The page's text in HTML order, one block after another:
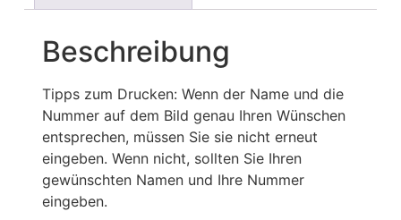
Beschreibung
Tipps zum Drucken: Wenn der Name und die
Nummer auf dem Bild genau Ihren Wünschen
entsprechen, müssen Sie sie nicht erneut
eingeben. Wenn nicht, sollten Sie Ihren
gewünschten Namen und Ihre Nummer
eingeben.